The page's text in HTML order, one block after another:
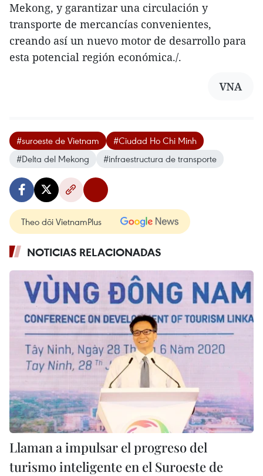
Mekong, y garantizar una circulación y
transporte de mercancías convenientes,
creando así un nuevo motor de desarrollo para
esta potencial región económica./.
VNA
#suroeste de Vietnam
#Ciudad Ho Chi Minh
#Delta del Mekong
#infraestructura de transporte
Theo dõi VietnamPlus
NOTICIAS RELACIONADAS
Llaman a impulsar el progreso del
turismo inteligente en el Suroeste de